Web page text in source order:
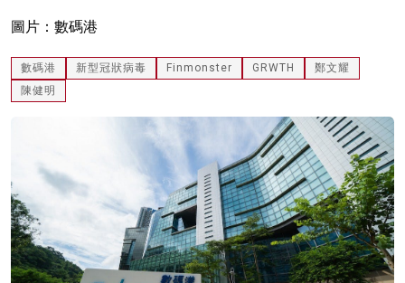
關於我們
圖片：數碼港
數碼港 新型冠狀病毒 Finmonster GRWTH
鄭文耀
陳健明